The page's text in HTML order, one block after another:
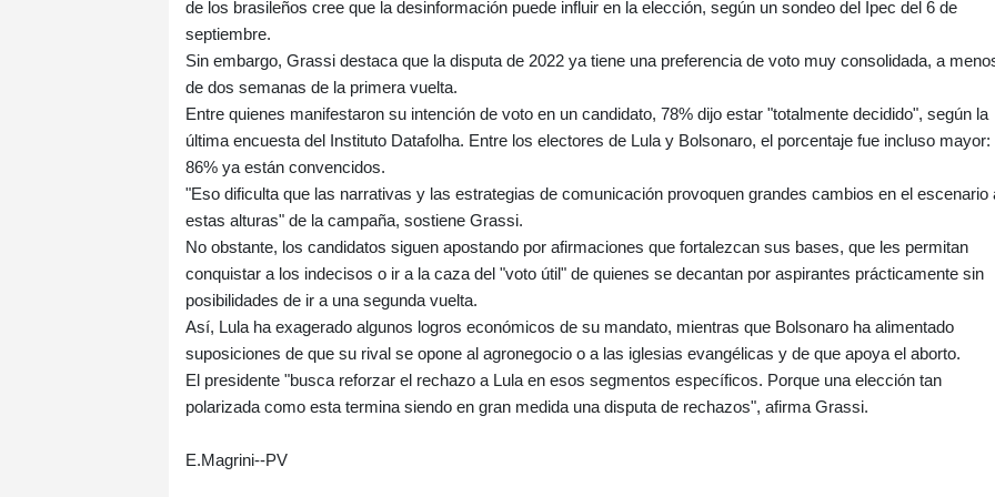
de los brasileños cree que la desinformación puede influir en la elección, según un sondeo del Ipec del 6 de
septiembre.
Sin embargo, Grassi destaca que la disputa de 2022 ya tiene una preferencia de voto muy consolidada, a
de dos semanas de la primera vuelta.
Entre quienes manifestaron su intención de voto en un candidato, 78% dijo estar "totalmente decidido", según la
última encuesta del Instituto Datafolha. Entre los electores de Lula y Bolsonaro, el porcentaje fue incluso mayor:
86% ya están convencidos.
"Eso dificulta que las narrativas y las estrategias de comunicación provoquen grandes cambios en el escenario
estas alturas" de la campaña, sostiene Grassi.
No obstante, los candidatos siguen apostando por afirmaciones que fortalezcan sus bases, que les permitan
conquistar a los indecisos o ir a la caza del "voto útil" de quienes se decantan por aspirantes prácticamente sin
posibilidades de ir a una segunda vuelta.
Así, Lula ha exagerado algunos logros económicos de su mandato, mientras que Bolsonaro ha alimentado
suposiciones de que su rival se opone al agronegocio o a las iglesias evangélicas y de que apoya el aborto.
El presidente "busca reforzar el rechazo a Lula en esos segmentos específicos. Porque una elección tan
polarizada como esta termina siendo en gran medida una disputa de rechazos", afirma Grassi.
E.Magrini--PV